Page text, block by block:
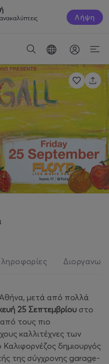
Λήψη
μετά από πολλά
25 Σεπτεμβρίου στο
τους πιο
καλλιτέχνες των
δημιουργός
της σύγχρονης garage-